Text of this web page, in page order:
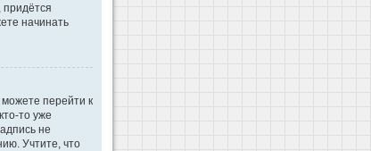
начинать
перейти к
то уже
не
Учтите, что